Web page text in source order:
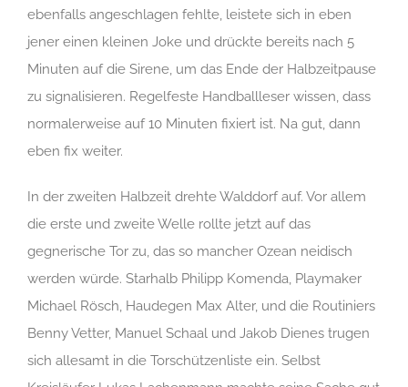
ebenfalls angeschlagen fehlte, leistete sich in eben
jener einen kleinen Joke und drückte bereits nach 5
Minuten auf die Sirene, um das Ende der Halbzeitpause
zu signalisieren. Regelfeste Handballleser wissen, dass
normalerweise auf 10 Minuten fixiert ist. Na gut, dann
eben fix weiter.
In der zweiten Halbzeit drehte Walddorf auf. Vor allem
die erste und zweite Welle rollte jetzt auf das
gegnerische Tor zu, das so mancher Ozean neidisch
werden würde. Starhalb Philipp Komenda, Playmaker
Michael Rösch, Haudegen Max Alter, und die Routiniers
Benny Vetter, Manuel Schaal und Jakob Dienes trugen
sich allesamt in die Torschützenliste ein. Selbst